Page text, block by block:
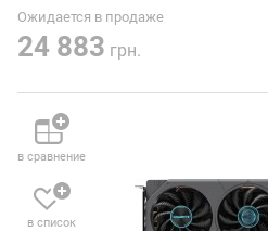
Ожидается в продаже
24 883 грн.
в сравнение
в список